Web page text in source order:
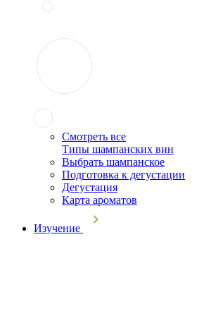
Смотреть все
Типы шампанских вин
Выбрать шампанское
Подготовка к дегустации
Дегустация
Карта ароматов
Изучение